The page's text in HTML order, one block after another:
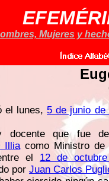
Mujeres y
el lunes, 5 de junio de
docente que fue
Illiacomo Ministro de
el 12 de
por Juan Carlos